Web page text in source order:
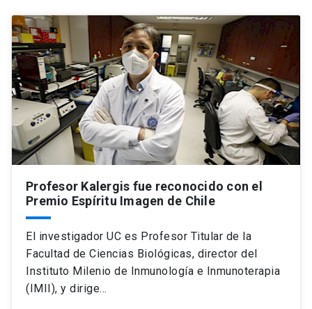
Profesor Kalergis fue reconocido con el
Premio Espíritu Imagen de Chile
El investigador UC es Profesor Titular de la
Facultad de Ciencias Biológicas, director del
Instituto Milenio de Inmunología e Inmunoterapia
(IMII), y dirige…